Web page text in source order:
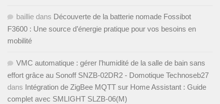
baillie dans Découverte de la batterie nomade Fossibot
F3600 : Une source d’énergie pratique pour vos besoins en
mobilité
VMC automatique : gérer l’humidité de la salle de bain sans
effort grâce au Sonoff SNZB-02DR2 - Domotique Technoseb27
dans Intégration de ZigBee MQTT sur Home Assistant : Guide
complet avec SMLIGHT SLZB-06(M)